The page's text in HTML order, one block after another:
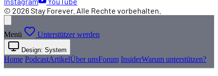
© 2026 Stay Forever. Alle Rechte vorbehalten.
Menü Unterstützer werden
Design: System
Home PodcastArtikelÜber unsForum InsiderWarum unterstützen?